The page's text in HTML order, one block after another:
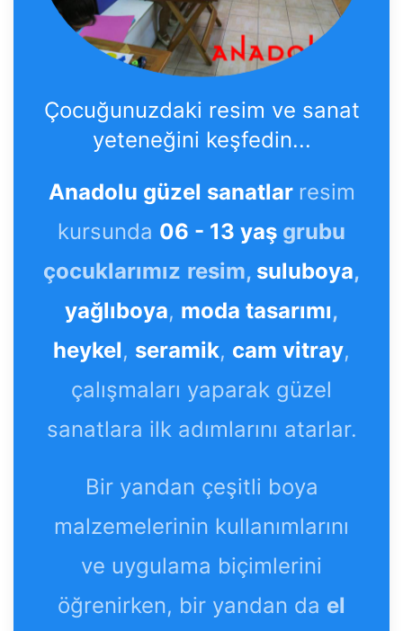
Çocuğunuzdaki resim ve sanat
yeteneğini keşfedin...
Anadolu güzel sanatlar resim
kursunda 06 - 13 yaş grubu
çocuklarımız resim, suluboya,
yağlıboya, moda tasarımı,
heykel, seramik, cam vitray,
çalışmaları yaparak güzel
sanatlara ilk adımlarını atarlar.
Bir yandan çeşitli boya
malzemelerinin kullanımlarını
ve uygulama biçimlerini
öğrenirken, bir yandan da el